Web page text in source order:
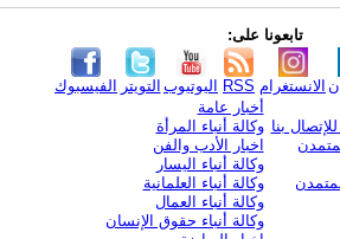
تابعونا على:
الفيسبوك التويتر اليوتيوب RSS الانستغرام
بنا
أخبار عامة
وكالة أنباء المرأة
اخبار الأدب والفن
وكالة أنباء اليسار
وكالة أنباء العلمانية
وكالة أنباء العمال
وكالة أنباء حقوق الإنسان